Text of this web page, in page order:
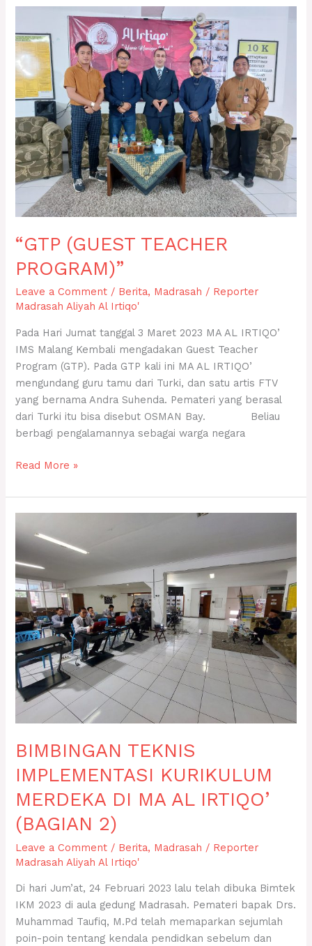
“GTP (GUEST TEACHER
PROGRAM)”
Leave a Comment / Berita, Madrasah / Reporter
Madrasah Aliyah Al Irtiqo'
Pada Hari Jumat tanggal 3 Maret 2023 MA AL IRTIQO’
IMS Malang Kembali mengadakan Guest Teacher
Program (GTP). Pada GTP kali ini MA AL IRTIQO’
mengundang guru tamu dari Turki, dan satu artis FTV
yang bernama Andra Suhenda. Pemateri yang berasal
dari Turki itu bisa disebut OSMAN Bay. Beliau
berbagi pengalamannya sebagai warga negara
(GUEST
TEACHER
PROGRAM)”
Read More »
BIMBINGAN TEKNIS
IMPLEMENTASI KURIKULUM
MERDEKA DI MA AL IRTIQO’
(BAGIAN 2)
Leave a Comment / Berita, Madrasah / Reporter
Madrasah Aliyah Al Irtiqo'
Di hari Jum’at, 24 Februari 2023 lalu telah dibuka Bimtek
IKM 2023 di aula gedung Madrasah. Pemateri bapak Drs.
Muhammad Taufiq, M.Pd telah memaparkan sejumlah
poin-poin tentang kendala pendidkan sebelum dan
TEKNIS
IMPLEMENTASI
KURIKULUM
MERDEKA
DI
MA
AL
IRTIQO’
(BAGIAN
2)